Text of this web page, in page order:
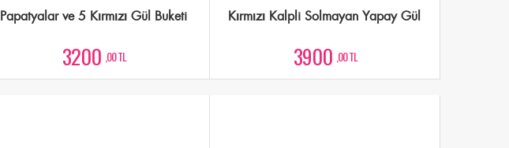
Papatyalar ve 5 Kırmızı Gül Buketi
3200 ,00 TL
Kırmızı Kalpli Solmayan Yapay Gül
3900 ,00 TL